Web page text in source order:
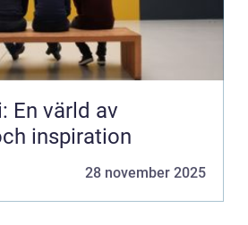
En värld av
inspiration
28 november 2025